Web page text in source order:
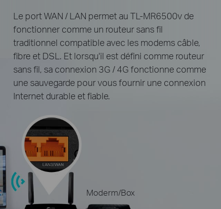
Moderm/Box
Le port WAN / LAN permet au TL-MR6500v de
fonctionner comme un routeur sans fil
traditionnel compatible avec les modems câble,
fibre et DSL. Et lorsqu'il est défini comme routeur
sans fil, sa connexion 3G / 4G fonctionne comme
une sauvegarde pour vous fournir une connexion
Internet durable et fiable.